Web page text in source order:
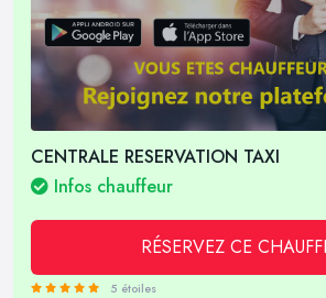
CENTRALE RESERVATION TAXI
Infos chauffeur
RÉSERVEZ CE
5 étoiles